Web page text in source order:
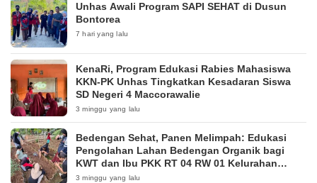
Unhas Awali Program SAPI SEHAT di Dusun
Bontorea
7 hari yang lalu
KenaRi, Program Edukasi Rabies Mahasiswa
KKN-PK Unhas Tingkatkan Kesadaran Siswa
SD Negeri 4 Maccorawalie
3 minggu yang lalu
Bedengan Sehat, Panen Melimpah: Edukasi
Pengolahan Lahan Bedengan Organik bagi
KWT dan Ibu PKK RT 04 RW 01 Kelurahan
Pakintelan
3 minggu yang lalu